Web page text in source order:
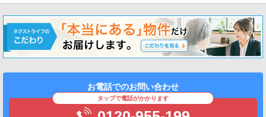
お電話でのお問い合わせ
タップで電話がかかります